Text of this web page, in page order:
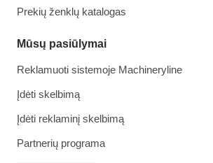
Prekių ženklų katalogas
Mūsų pasiūlymai
Reklamuoti sistemoje Machineryline
Įdėti skelbimą
Įdėti reklaminį skelbimą
Partnerių programa